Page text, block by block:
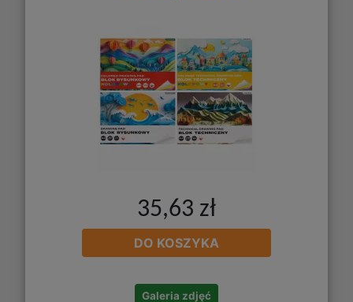
35,63 zł
DO KOSZYKA
Galeria zdjęć